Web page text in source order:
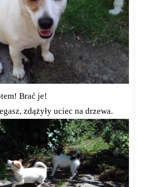
Brać je!
zdążyły uciec na drzewa.